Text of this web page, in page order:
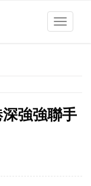
Toggle
強強聯手